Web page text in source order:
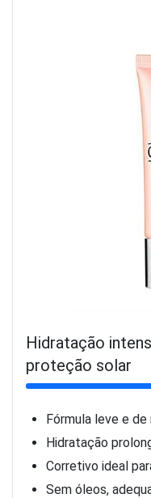
Hidratação
proteção solar
Fórmula leve e de
Hidratação
Corretivo ideal
Sem óleos,